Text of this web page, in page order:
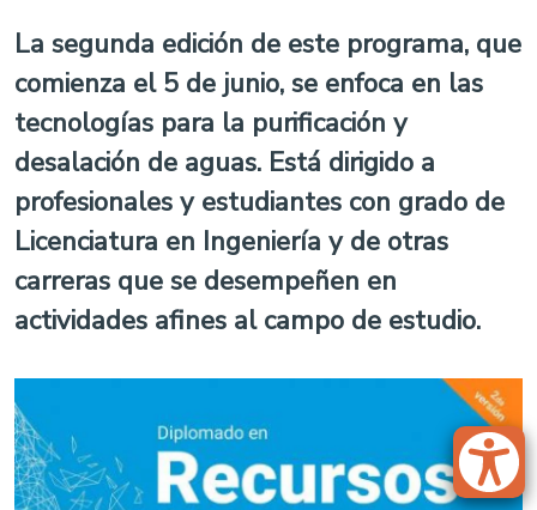
La segunda edición de este programa, que
comienza el 5 de junio, se enfoca en las
tecnologías para la purificación y
desalación de aguas. Está dirigido a
profesionales y estudiantes con grado de
Licenciatura en Ingeniería y de otras
carreras que se desempeñen en
actividades afines al campo de estudio.